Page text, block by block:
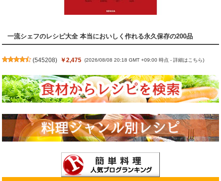
一流シェフのレシピ大全 本当においしく作れる永久保存の200品
(545208) ￥2,475 (2026/08/08 20:18 GMT +09:00 時点 -詳細はこちら)